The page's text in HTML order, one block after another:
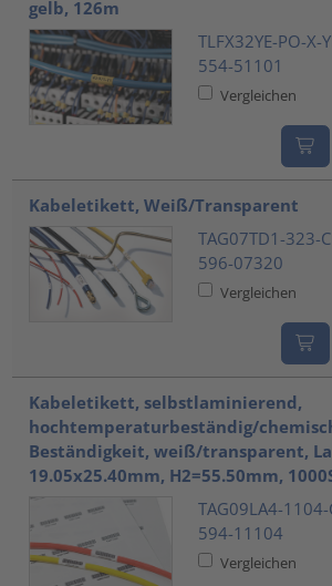
gelb, 126m
TLFX32YE-PO-X-
554-51101
Vergleichen
Kabeletikett, Weiß/Transparent
TAG07TD1-323-
596-07320
Vergleichen
Kabeletikett, selbstlaminierend,
hochtemperaturbeständig/
Beständigkeit, weiß/transparent,
19.05x25.40mm, H2=55.50mm,
TAG09LA4-
594-11104
Vergleichen